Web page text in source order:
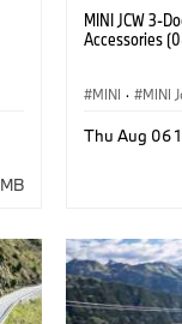
MINI JCW 3-
Accessories
MINI · MINI
Προαιρετικός
Thu Aug 06